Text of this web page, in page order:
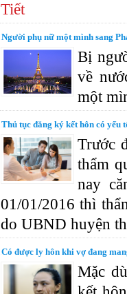
Tiết
Người phụ nữ một mình sang
Bị
về
một
Thủ tục đăng ký kết hôn có yếu
Trước
thẩm
nay
01/01/2016 thì
do UBND huyện
Có được ly hôn khi vợ đang
Mặc